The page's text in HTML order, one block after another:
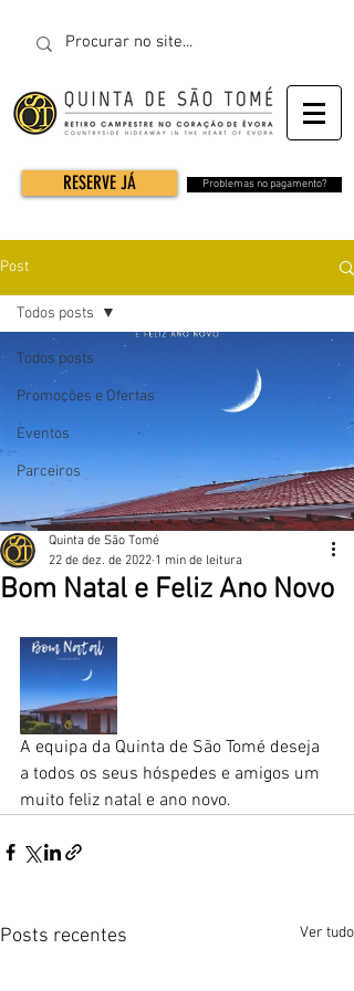
RESERVE JÁ Problemas no pagamento?
Post
Todos posts
Promoções e Ofertas
Eventos
Parceiros
Todos posts
Bom Natal e Feliz Ano Novo
Quinta de São Tomé
22 de dez. de 2022 1 min de leitura
A equipa da Quinta de São Tomé deseja
a todos os seus hóspedes e amigos um
muito feliz natal e ano novo.
Posts recentes Ver tudo